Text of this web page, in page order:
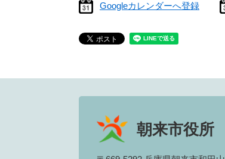
Googleカレンダーへ登録
朝来市役所